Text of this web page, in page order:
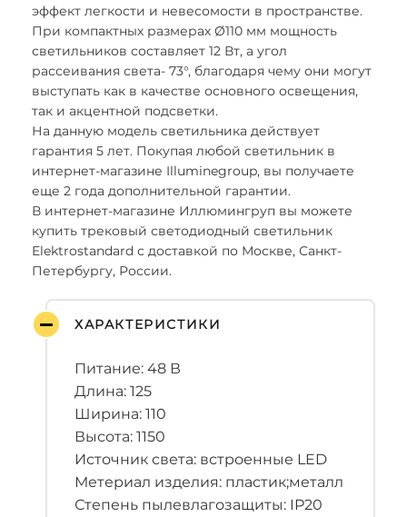
эффект легкости и невесомости в пространстве.
При компактных размерах Ø110 мм мощность
светильников составляет 12 Вт, а угол
рассеивания света- 73°, благодаря чему они могут
выступать как в качестве основного освещения,
так и акцентной подсветки.
На данную модель светильника действует
гарантия 5 лет. Покупая любой светильник в
интернет-магазине Illuminegroup, вы получаете
еще 2 года дополнительной гарантии.
В интернет-магазине Иллюмингруп вы можете
купить трековый светодиодный светильник
Elektrostandard с доставкой по Москве, Санкт-
Петербургу, России.
ХАРАКТЕРИСТИКИ
Питание: 48 В
Длина: 125
Ширина: 110
Высота: 1150
Источник света: встроенные LED
Метериал изделия: пластик;металл
Степень пылевлагозащиты: IP20